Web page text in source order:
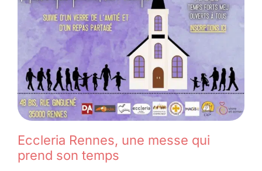
Eccleria Rennes, une messe qui
prend son temps